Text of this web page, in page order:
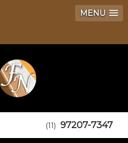
MENU
(11) 97207-7347